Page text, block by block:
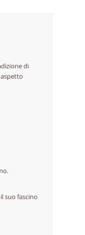
di
suo fascino